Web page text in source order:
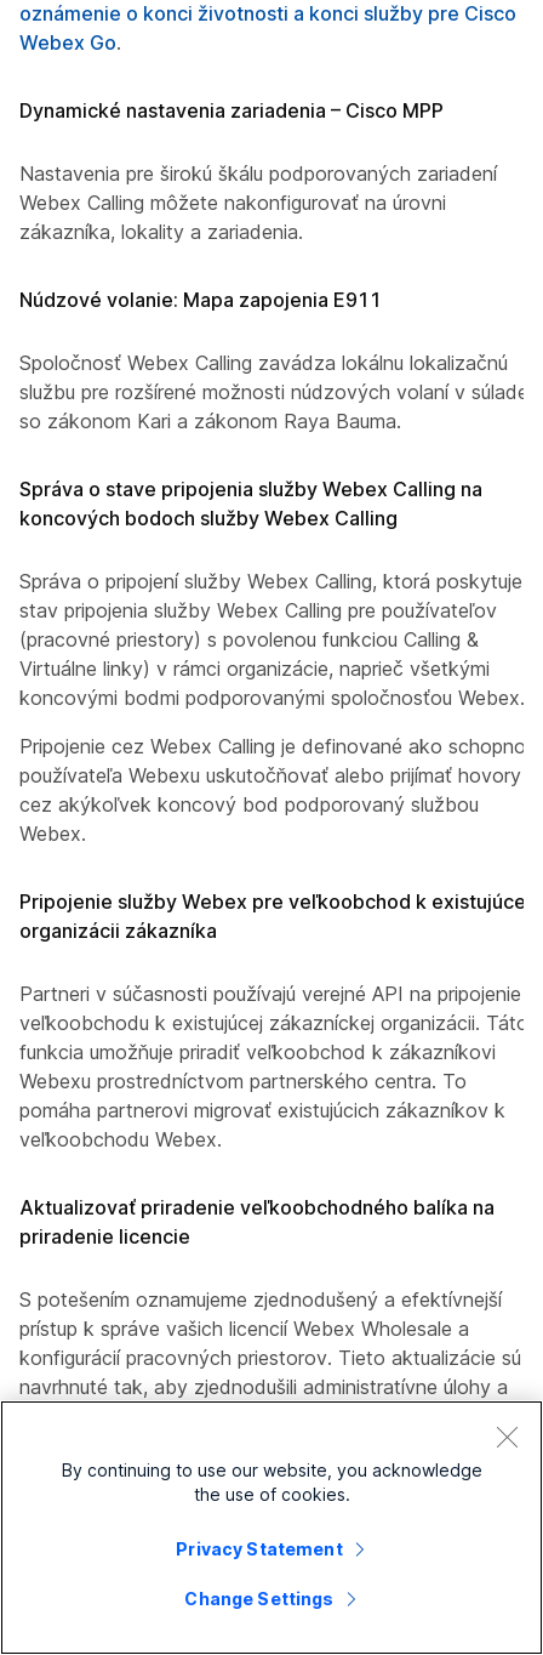
oznámenie o konci životnosti a konci služby pre Cisco
Webex Go.
Dynamické nastavenia zariadenia – Cisco MPP
Nastavenia pre širokú škálu podporovaných zariadení
Webex Calling môžete nakonfigurovať na úrovni
zákazníka, lokality a zariadenia.
Núdzové volanie: Mapa zapojenia E911
Spoločnosť Webex Calling zavádza lokálnu lokalizačnú
službu pre rozšírené možnosti núdzových volaní v súlade
so zákonom Kari a zákonom Raya Bauma.
Správa o stave pripojenia služby Webex Calling na
koncových bodoch služby Webex Calling
Správa o pripojení služby Webex Calling, ktorá poskytuje
stav pripojenia služby Webex Calling pre používateľov
(pracovné priestory) s povolenou funkciou Calling &
Virtuálne linky) v rámci organizácie, naprieč všetkými
koncovými bodmi podporovanými spoločnosťou Webex.
Pripojenie cez Webex Calling je definované ako schopnosť
používateľa Webexu uskutočňovať alebo prijímať hovory
cez akýkoľvek koncový bod podporovaný službou
Webex.
Pripojenie služby Webex pre veľkoobchod k existujúcej
organizácii zákazníka
Partneri v súčasnosti používajú verejné API na pripojenie
veľkoobchodu k existujúcej zákazníckej organizácii. Táto
funkcia umožňuje priradiť veľkoobchod k zákazníkovi
Webexu prostredníctvom partnerského centra. To
pomáha partnerovi migrovať existujúcich zákazníkov k
veľkoobchodu Webex.
Aktualizovať priradenie veľkoobchodného balíka na
priradenie licencie
S potešením oznamujeme zjednodušený a efektívnejší
prístup k správe vašich licencií Webex Wholesale a
konfigurácií pracovných priestorov. Tieto aktualizácie sú
navrhnuté tak, aby zjednodušili administratívne úlohy a
Všetka správa licencií a balíkov služieb je teraz
centralizovaná pod jedným tlačidlom „Spravovať
Správcovia môžu teraz aktualizovať balíky služieb priamo
poskytovania. Taktiež sme reorganizovali licencie na
By continuing to use our website, you acknowledge
the use of cookies.
Privacy Statement
Change Settings